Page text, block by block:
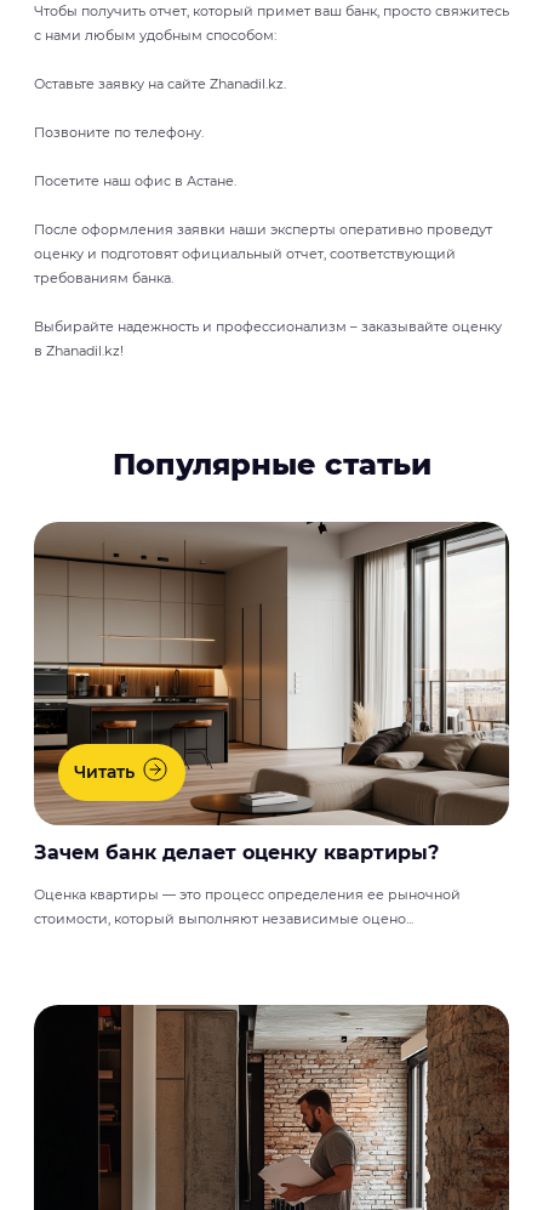
Чтобы получить отчет, который примет ваш банк, просто свяжитесь
с нами любым удобным способом:
Оставьте заявку на сайте Zhanadil.kz.
Позвоните по телефону.
Посетите наш офис в Астане.
После оформления заявки наши эксперты оперативно проведут
оценку и подготовят официальный отчет, соответствующий
требованиям банка.
Выбирайте надежность и профессионализм – заказывайте оценку
в Zhanadil.kz!
Популярные статьи
Читать
Зачем банк делает оценку квартиры?
Оценка квартиры — это процесс определения ее рыночной
стоимости, который выполняют независимые оцено...